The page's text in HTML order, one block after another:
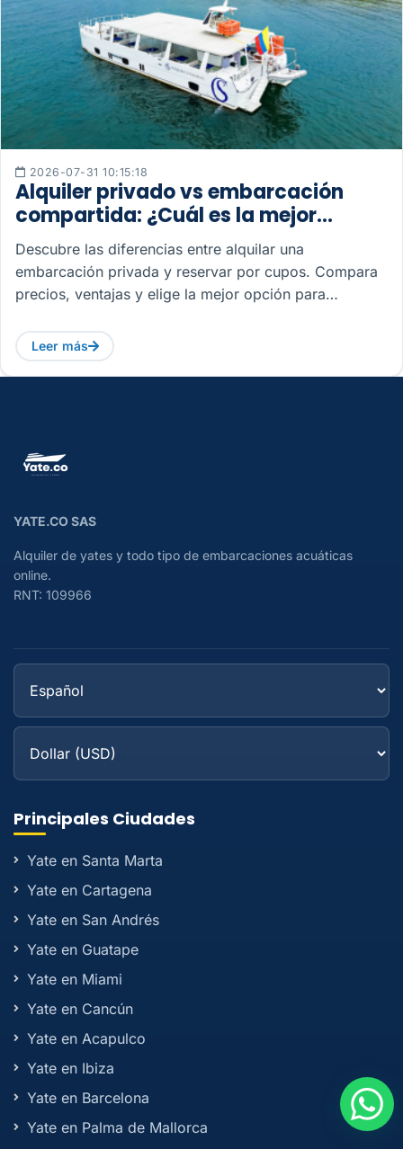
2026-07-31 10:15:18
Alquiler privado vs embarcación
compartida: ¿Cuál es la mejor
opción para tu próxima aventura?
Descubre las diferencias entre alquilar una
embarcación privada y reservar por cupos. Compara
precios, ventajas y elige la mejor opción para
Leer más
YATE.CO SAS
Alquiler de yates y todo tipo de embarcaciones acuáticas
online.
RNT: 109966
Principales Ciudades
Yate en Santa Marta
Yate en Cartagena
Yate en San Andrés
Yate en Guatape
Yate en Miami
Yate en Cancún
Yate en Acapulco
Yate en Ibiza
Yate en Barcelona
Yate en Palma de Mallorca